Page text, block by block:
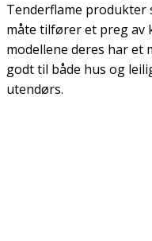
Tenderflame produkter
måte tilfører et preg av
modellene deres har et
godt til både hus og
utendørs.